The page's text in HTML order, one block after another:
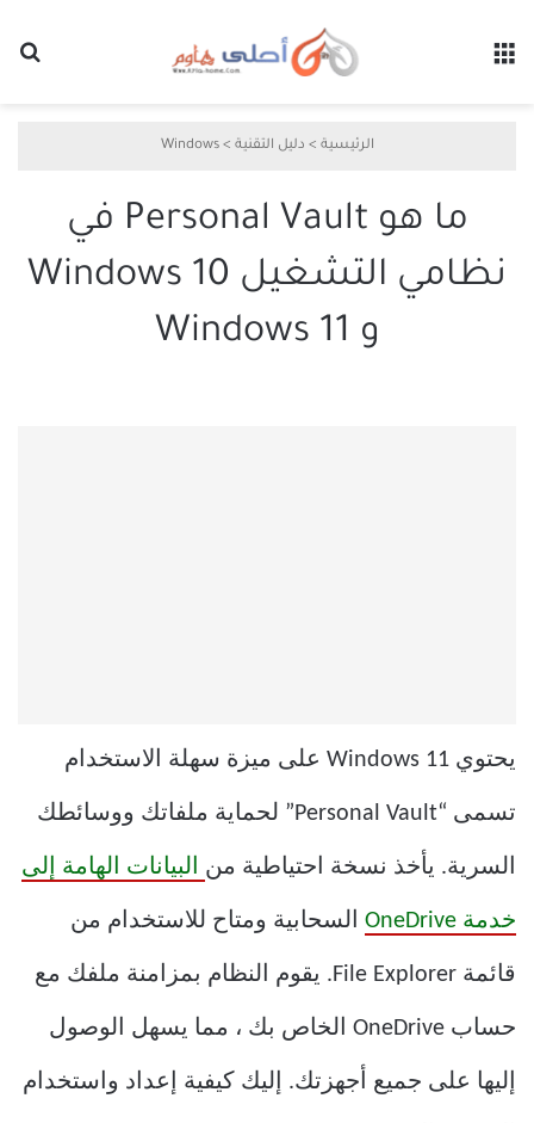
الرئيسية > دليل التقنية >
Windows
ما هو Personal Vault في
نظامي التشغيل Windows 10
و Windows 11
يحتوي Windows 11 على ميزة سهلة الاستخدام
تسمى “Personal Vault” لحماية ملفاتك ووسائطك
السرية. يأخذ نسخة احتياطية من البيانات الهامة إلى
خدمة OneDrive السحابية ومتاح للاستخدام من
قائمة File Explorer. يقوم النظام بمزامنة ملفك مع
حساب OneDrive الخاص بك ، مما يسهل الوصول
إليها على جميع أجهزتك. إليك كيفية إعداد واستخدام